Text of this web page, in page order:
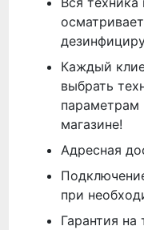
Каждый
выбрать
параметрам
магазине!
Адресная
при
Гарантия на